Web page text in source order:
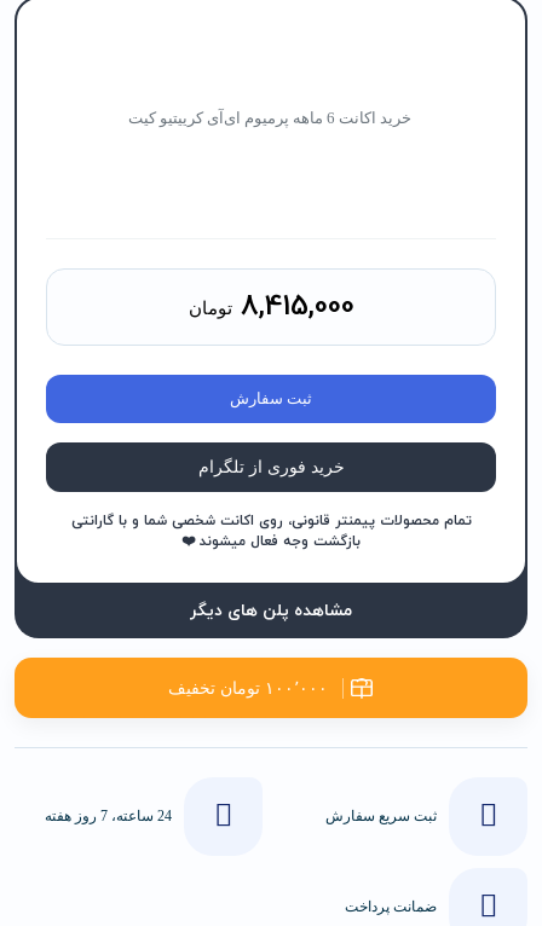
خرید اکانت 6 ماهه پرمیوم ای‌آی کرییتیو کیت
8,415,000 تومان
ثبت سفارش
خرید فوری از تلگرام
تمام محصولات پیمنتر قانونی، روی اکانت شخصی شما و با گارانتی
بازگشت وجه فعال میشوند ❤️
مشاهده پلن های دیگر
۱۰۰٬۰۰۰ تومان تخفیف
ثبت سریع سفارش 24 ساعته، 7 روز هفته
ضمانت پرداخت